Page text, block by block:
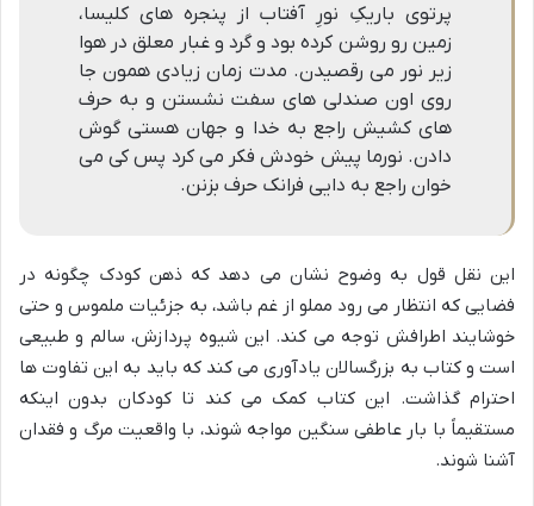
پرتوی باریکِ نورِ آفتاب از پنجره های کلیسا،
زمین رو روشن کرده بود و گرد و غبار معلق در هوا
زیر نور می رقصیدن. مدت زمان زیادی همون جا
روی اون صندلی های سفت نشستن و به حرف
های کشیش راجع به خدا و جهان هستی گوش
دادن. نورما پیش خودش فکر می کرد پس کی می
خوان راجع به دایی فرانک حرف بزنن.
این نقل قول به وضوح نشان می دهد که ذهن کودک چگونه در
فضایی که انتظار می رود مملو از غم باشد، به جزئیات ملموس و حتی
خوشایند اطرافش توجه می کند. این شیوه پردازش، سالم و طبیعی
است و کتاب به بزرگسالان یادآوری می کند که باید به این تفاوت ها
احترام گذاشت. این کتاب کمک می کند تا کودکان بدون اینکه
مستقیماً با بار عاطفی سنگین مواجه شوند، با واقعیت مرگ و فقدان
آشنا شوند.